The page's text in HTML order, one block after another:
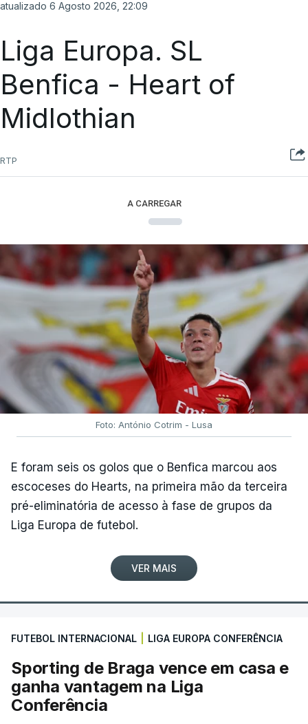
atualizado 6 Agosto 2026, 22:09
Liga Europa. SL
Benfica - Heart of
Midlothian
RTP
A CARREGAR
Foto: António Cotrim - Lusa
E foram seis os golos que o Benfica marcou aos
escoceses do Hearts, na primeira mão da terceira
pré-eliminatória de acesso à fase de grupos da
Liga Europa de futebol.
VER MAIS
FUTEBOL INTERNACIONAL LIGA EUROPA CONFERÊNCIA
Sporting de Braga vence em casa e
ganha vantagem na Liga
Conferência